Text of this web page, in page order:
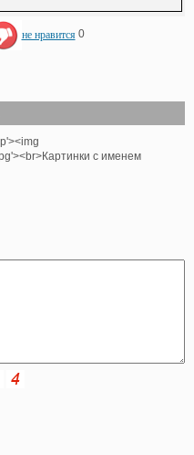
не нравится 0
с именем